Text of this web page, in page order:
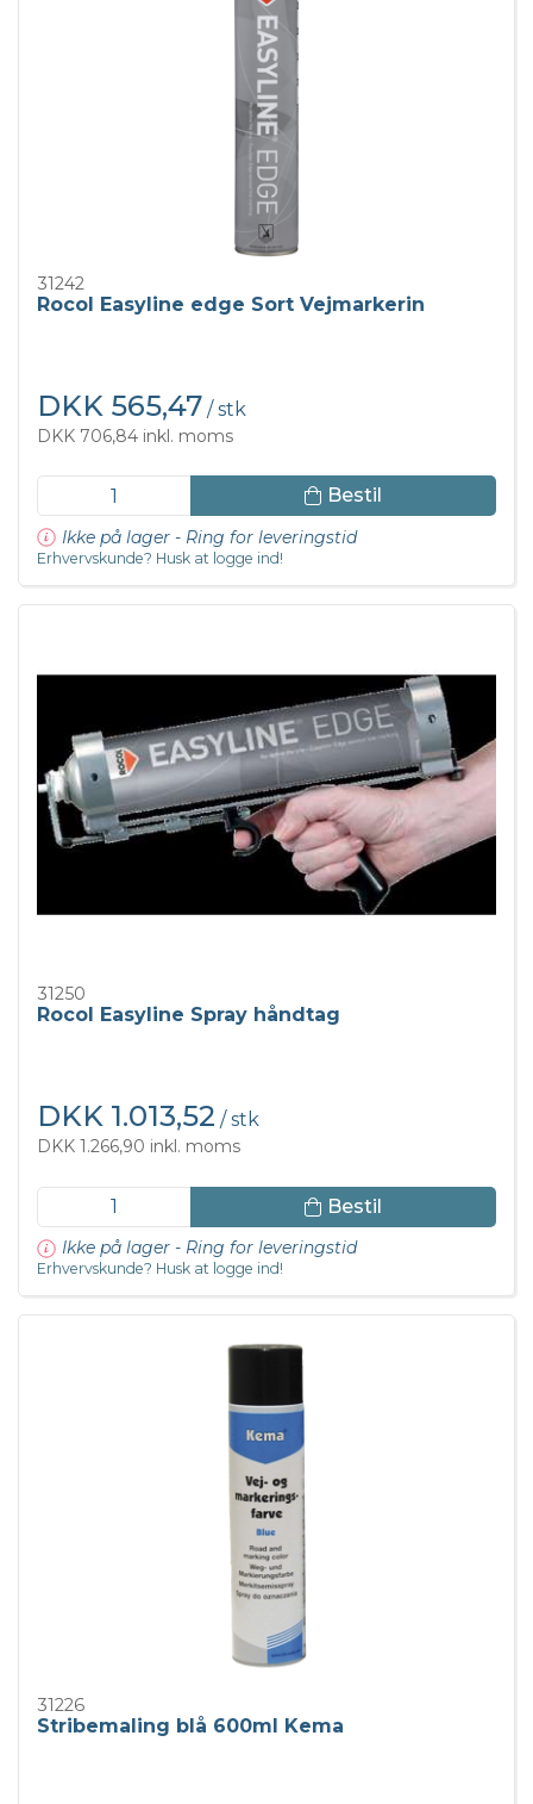
31242
Rocol Easyline edge Sort Vejmarkerin
DKK 565,47 / stk
DKK 706,84 inkl. moms
Bestil
Ikke på lager - Ring for leveringstid
Erhvervskunde? Husk at logge ind!
31250
Rocol Easyline Spray håndtag
DKK 1.013,52 / stk
DKK 1.266,90 inkl. moms
Bestil
Ikke på lager - Ring for leveringstid
Erhvervskunde? Husk at logge ind!
31226
Stribemaling blå 600ml Kema